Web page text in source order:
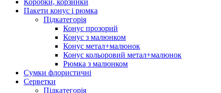
Коробки, корзинки
Пакети конус і рюмка
Підкатегорія
Конус прозорий
Конус з малюнком
Конус метал+малюнок
Конус кольоровий метал+малюнок
Рюмка з малюнком
Сумки флористичні
Серветки
Підкатегорія